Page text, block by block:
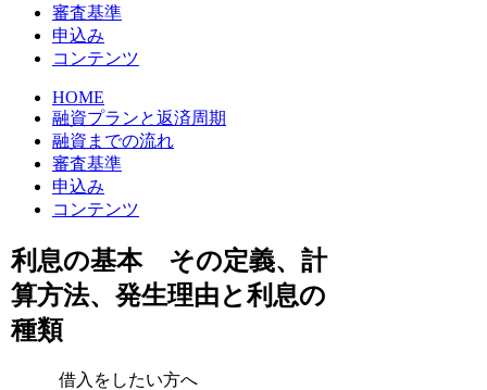
審査基準
申込み
コンテンツ
HOME
融資プランと返済周期
融資までの流れ
審査基準
申込み
コンテンツ
利息の基本 その定義、計
算方法、発生理由と利息の
種類
借入をしたい方へ